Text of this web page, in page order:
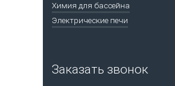
Химия для бассейна
Электрические печи
Заказать звонок